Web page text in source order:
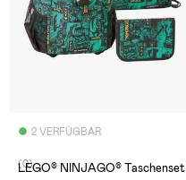
2 VERFÜGBAR
(0)
LEGO® NINJAGO® Taschenset